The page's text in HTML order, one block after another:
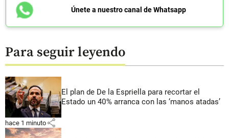
Únete a nuestro canal de Whatsapp
Para seguir leyendo
El plan de De la Espriella para recortar el
Estado un 40% arranca con las ‘manos atadas’
hace 1 minuto share